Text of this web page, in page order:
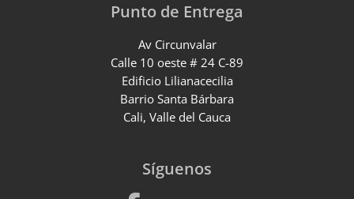
Punto de Entrega
Av Circunvalar
Calle 10 oeste # 24 C-89
Edificio Lilianacecilia
Barrio Santa Bárbara
Cali, Valle del Cauca
Síguenos